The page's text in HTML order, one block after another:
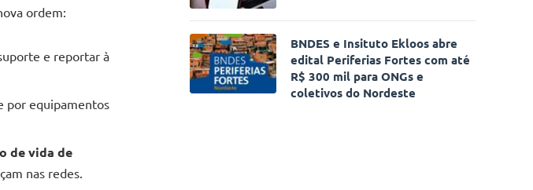
ordem:
e reportar à
por equipamentos
de vida de
nas redes.
BNDES e Insituto Ekloos abre
edital Periferias Fortes com até
R$ 300 mil para ONGs e
coletivos do Nordeste